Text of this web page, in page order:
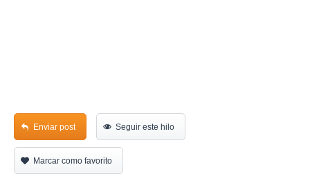
Enviar post Seguir este hilo
Marcar como favorito